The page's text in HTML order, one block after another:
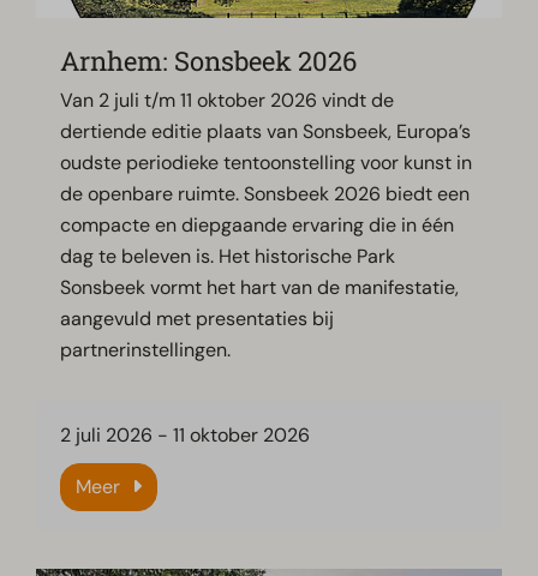
Arnhem: Sonsbeek 2026
Van 2 juli t/m 11 oktober 2026 vindt de
dertiende editie plaats van Sonsbeek, Europa’s
oudste periodieke tentoonstelling voor kunst in
de openbare ruimte. Sonsbeek 2026 biedt een
compacte en diepgaande ervaring die in één
dag te beleven is. Het historische Park
Sonsbeek vormt het hart van de manifestatie,
aangevuld met presentaties bij
partnerinstellingen.
2 juli 2026 -11 oktober 2026
Meer